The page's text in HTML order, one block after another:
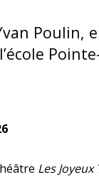
Poulin,
Les